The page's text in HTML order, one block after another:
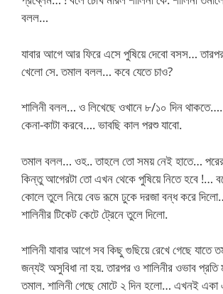
বলল…
যাবার আগে আর ফিরে এসে পুষিয়ে দেবো বসস…
খেলো সে. তমাল বলল… কবে যেতে চাও?
শালিনী বলল… ও লিখেছে ওখানে ৮/১০ দিন থাকতে….
কেনা-কাটা করবে…. ভাবছি কাল পরশু যাবো.
তমাল বলল… ওহ.. তাহলে তো সময় নেই হাতে…
কিন্তু আগেরটা তো এখন থেকে পুষিয়ে নিতে হবে !…
কোলে তুলে নিয়ে বেড রূমে ঢুকে দরজা বন্ধ করে
শালিনীর টিকেট কেটে ট্রেনে তুলে দিলো.
শালিনী যাবার আগে সব কিছু গুছিয়ে রেখে গেছে যাতে
জন্যই অসুবিধা না হয়. তারপর ও শালিনীর ওভাব
তমাল. শালিনী গেছে মোটে ২ দিন হলো… এখনই একা